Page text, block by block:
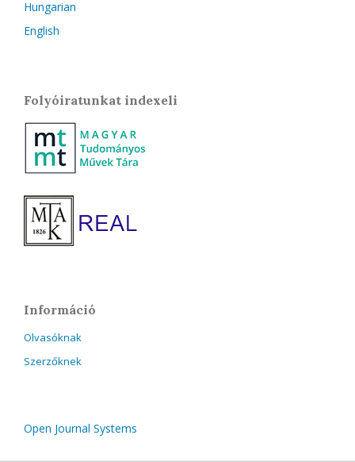
Hungarian
English
Folyóiratunkat indexeli
Információ
Olvasóknak
Szerzőknek
Open Journal Systems